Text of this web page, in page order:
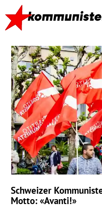
Schweizer
Motto: «Avanti!»